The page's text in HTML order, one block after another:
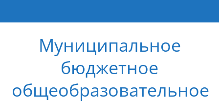
Муниципальное
бюджетное
общеобразовательное